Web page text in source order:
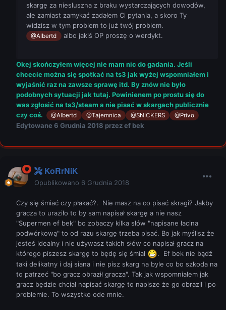
skargę za niesluszna z braku wystarczających dowodów,
ale zamiast zamykać zadałem Ci pytania, a skoro Ty
widzisz w tym problem to już twój problem.
@Albertd albo jakiś OP proszę o werdykt.
Okej skończyłem więcej nie mam nic do gadania. Jeśli
chcecie można się spotkać na ts3 jak wyżej wspomniałem i
wyjaśnić raz na zawsze sprawę itd. By znów nie było
podobnych sytuacji jak tutaj. Powinienem po prostu się do
was zgłosić na ts3/steam a nie pisać w skargach publicznie
czy coś.
@Albertd @Tajemnica @SNICKERS @Privo
Edytowane 6 Grudnia 2018 przez ef bek
KoRrNiK
Opublikowano 6 Grudnia 2018
Czy się śmiać czy płakać?. Nie masz na co pisać skragi? Jakby
gracza to uraziło to by sam napisał skargę a nie nasz
"Supermen ef bek" bo zobaczy kilka słów "napisane łacina
podwórkową" to od razu skargę trzeba pisać. Bo jak myślisz że
jesteś idealny i nie używasz takich słów co napisał gracz na
którego piszesz skargę to będę się śmiał
. Ef bek nie bądź
taki delikatny i daj siana i nie pisz skarg na byle co bo szkoda na
to patrzeć "bo gracz obraził gracza". Tak jak wspomniałem jak
gracz będzie chciał napisać skargę to napisze że go obraził i po
problemie. To wszystko ode mnie.